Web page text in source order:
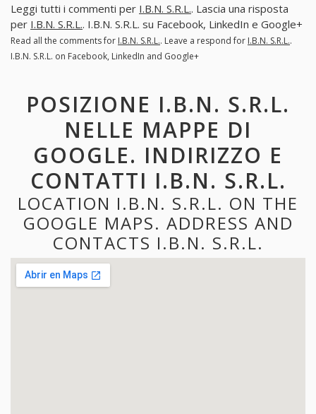
Leggi tutti i commenti per I.B.N. S.R.L.. Lascia una risposta
per I.B.N. S.R.L.. I.B.N. S.R.L. su Facebook, LinkedIn e Google+
Read all the comments for I.B.N. S.R.L.. Leave a respond for I.B.N. S.R.L..
I.B.N. S.R.L. on Facebook, LinkedIn and Google+
POSIZIONE I.B.N. S.R.L.
NELLE MAPPE DI
GOOGLE. INDIRIZZO E
CONTATTI I.B.N. S.R.L.
LOCATION I.B.N. S.R.L. ON THE
GOOGLE MAPS. ADDRESS AND
CONTACTS I.B.N. S.R.L.